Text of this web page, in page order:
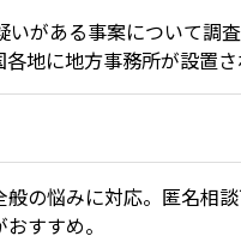
がある事案について調
地に地方事務所が設置
般の悩みに対応。匿名相
すすめ。